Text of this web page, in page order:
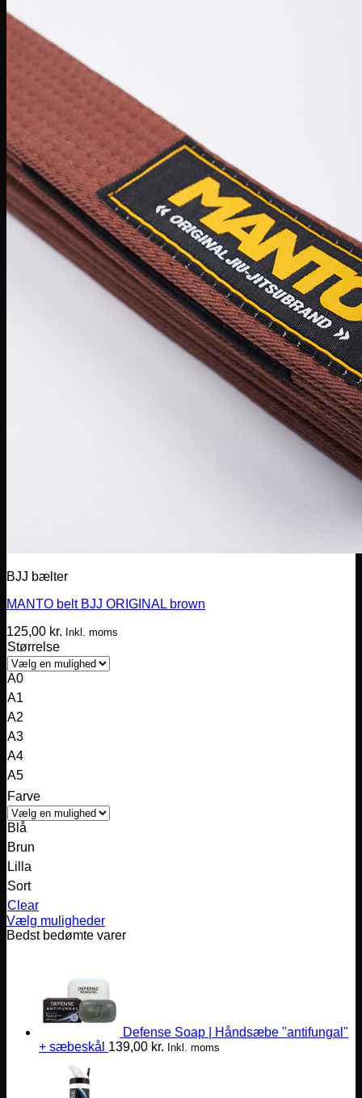
BJJ bælter
MANTO belt BJJ ORIGINAL brown
125,00 kr. Inkl. moms
Størrelse
A0
A1
A2
A3
A4
A5
Farve
Blå
Brun
Lilla
Sort
Clear
Vælg muligheder
Dette
Mulighederne
vælges
Bedst bedømte varer
Defense Soap | Håndsæbe "antifungal"
+ sæbeskål 139,00 kr. Inkl. moms